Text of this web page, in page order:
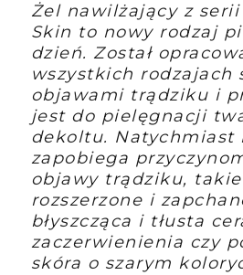
Żel nawilżający z serii
Skin to nowy rodzaj
dzień. Został
wszystkich rodzajach
objawami trądziku i
jest do pielęgnacji
dekoltu. Natychmiast
zapobiega
objawy trądziku,
rozszerzone i
błyszcząca i tłusta
zaczerwienienia czy
skóra o szarym